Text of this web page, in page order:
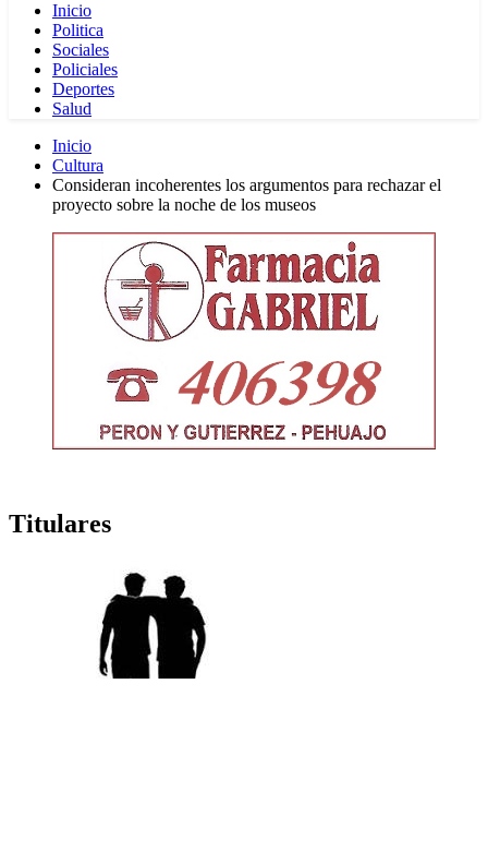
Inicio
Politica
Sociales
Policiales
Deportes
Salud
Inicio
Cultura
Consideran incoherentes los argumentos para rechazar el
proyecto sobre la noche de los museos
Titulares